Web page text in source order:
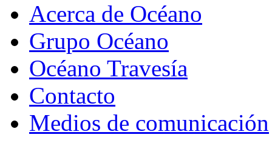
Acerca de Océano
Grupo Océano
Océano Travesía
Contacto
Medios de comunicación